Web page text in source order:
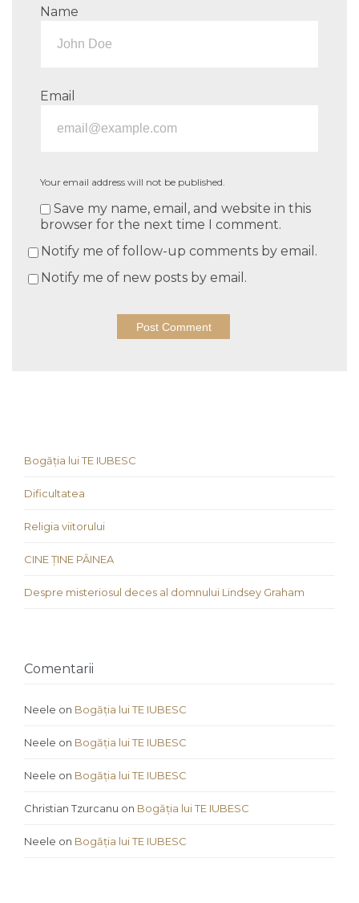
Name
Email
Your email address will not be published.
Save my name, email, and website in this
browser for the next time I comment.
Notify me of follow-up comments by email.
Notify me of new posts by email.
Bogăția lui TE IUBESC
Dificultatea
Religia viitorului
CINE ȚINE PÂINEA
Despre misteriosul deces al domnului Lindsey Graham
Comentarii
Neele on Bogăția lui TE IUBESC
Neele on Bogăția lui TE IUBESC
Neele on Bogăția lui TE IUBESC
Christian Tzurcanu on Bogăția lui TE IUBESC
Neele on Bogăția lui TE IUBESC